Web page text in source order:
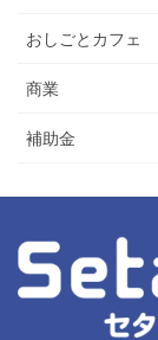
おしごとカフェ
商業
補助金